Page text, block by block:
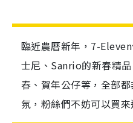
臨近農曆新年，7-
士尼、Sanrio的新春精
春、賀年公仔等，全部
氛，粉絲們不妨可以買